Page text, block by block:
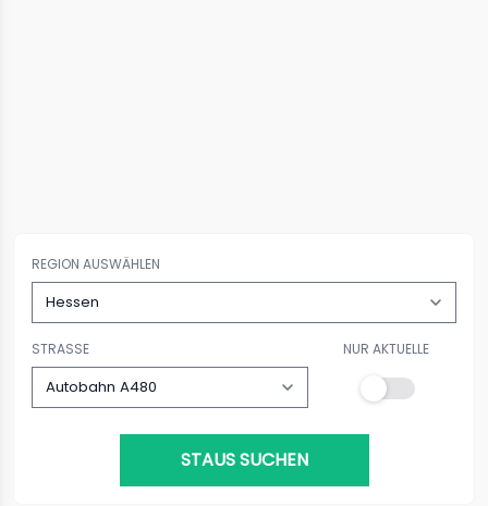
REGION AUSWÄHLEN
STRASSE NUR AKTUELLE
STAUS SUCHEN